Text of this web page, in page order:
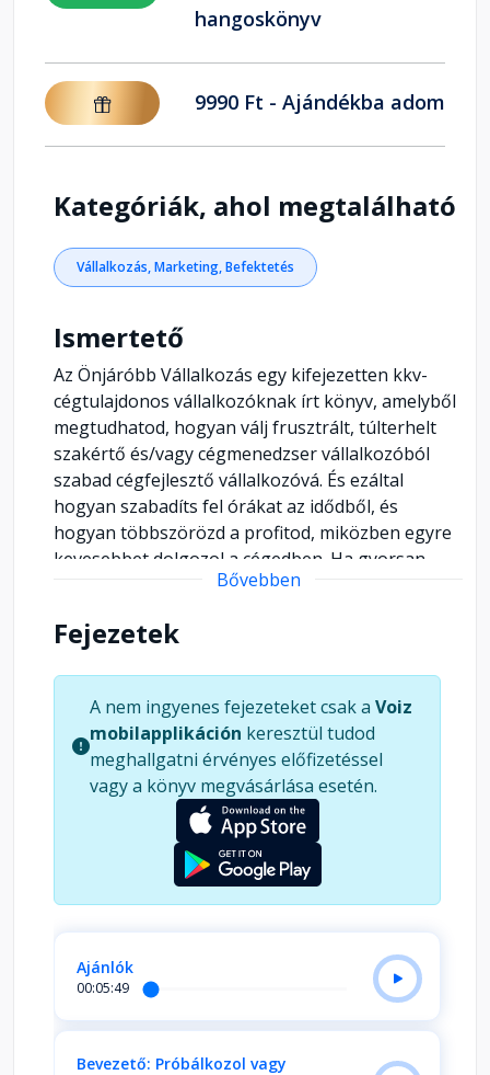
hangoskönyv
9990 Ft - Ajándékba adom
Kategóriák, ahol megtalálható
Vállalkozás, Marketing, Befektetés
Ismertető
Az Önjáróbb Vállalkozás egy kifejezetten kkv-
cégtulajdonos vállalkozóknak írt könyv, amelyből
megtudhatod, hogyan válj frusztrált, túlterhelt
szakértő és/vagy cégmenedzser vállalkozóból
szabad cégfejlesztő vállalkozóvá. És ezáltal
hogyan szabadíts fel órákat az idődből, és
hogyan többszörözd a profitod, miközben egyre
kevesebbet dolgozol a cégedben. Ha gyorsan
akarsz haladni, töltsd le a könyvhöz tartozó
https://pongorjuhaszattila.hu/onjarobb-
Bővebben
Fejezetek
A nem ingyenes fejezeteket csak a Voiz
mobilapplikáción keresztül tudod
meghallgatni érvényes előfizetéssel
vagy a könyv megvásárlása esetén.
Ajánlók
00:05:49
Bevezető: Próbálkozol vagy